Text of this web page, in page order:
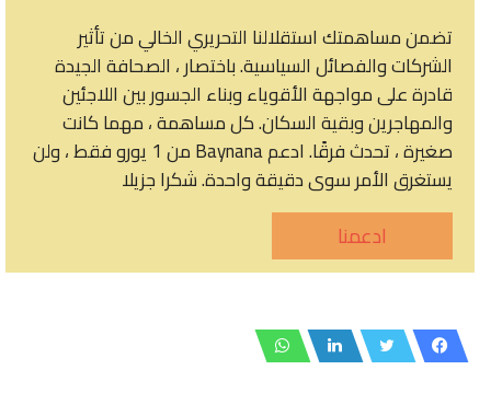
تضمن مساهمتك استقلالنا التحريري الخالي من تأثير
الشركات والفصائل السياسية. باختصار ، الصحافة الجيدة
قادرة على مواجهة الأقوياء وبناء الجسور بين اللاجئين
والمهاجرين وبقية السكان. كل مساهمة ، مهما كانت
صغيرة ، تحدث فرقًا. ادعم Baynana من 1 يورو فقط ، ولن
يستغرق الأمر سوى دقيقة واحدة. شكرا جزيلا
ادعمنا